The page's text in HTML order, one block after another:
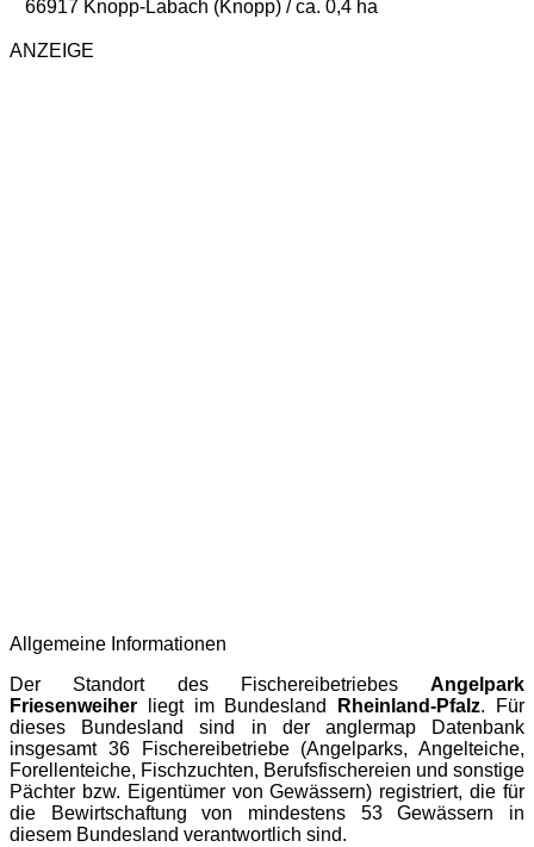
66917 Knopp-Labach (Knopp) / ca. 0,4 ha
ANZEIGE
Allgemeine Informationen
Der Standort des Fischereibetriebes Angelpark
Friesenweiher liegt im Bundesland Rheinland-Pfalz. Für
dieses Bundesland sind in der anglermapDatenbank
insgesamt 36 Fischereibetriebe (Angelparks, Angelteiche,
Forellenteiche, Fischzuchten, Berufsfischereien und sonstige
Pächter bzw. Eigentümer von Gewässern) registriert, die für
die Bewirtschaftung von mindestens 53 Gewässern in
diesem Bundesland verantwortlich sind.